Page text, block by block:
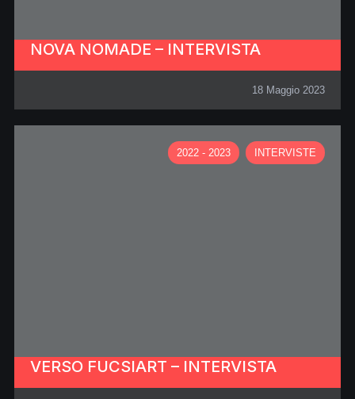
NOVA NOMADE – INTERVISTA
18 Maggio 2023
2022 - 2023 INTERVISTE
VERSO FUCSIART – INTERVISTA